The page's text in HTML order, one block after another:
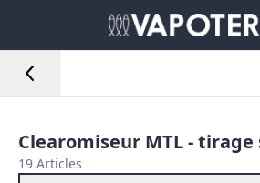
Clearomiseur MTL - tirage
19 Articles